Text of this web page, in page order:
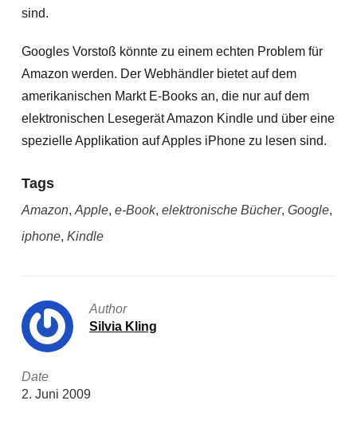
sind.
Googles Vorstoß könnte zu einem echten Problem für
Amazon werden. Der Webhändler bietet auf dem
amerikanischen Markt E-Books an, die nur auf dem
elektronischen Lesegerät Amazon Kindle und über eine
spezielle Applikation auf Apples iPhone zu lesen sind.
Tags
Amazon, Apple, e-Book, elektronische Bücher, Google,
iphone, Kindle
Author
Silvia Kling
Date
2. Juni 2009